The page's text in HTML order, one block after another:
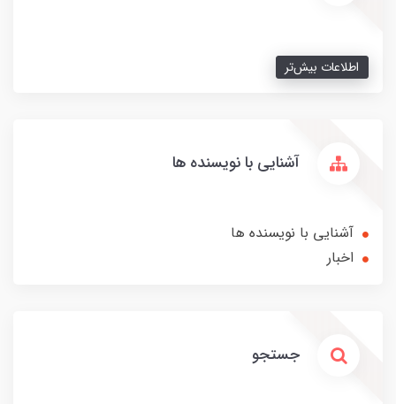
اطلاعات بیش‌تر
آشنایی با نویسنده ها
آشنایی با نویسنده ها
اخبار
جستجو